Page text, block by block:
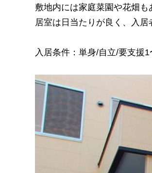
敷地内には家庭菜園や花畑も
居室は日当たりが良く、入居
入居条件：単身/自立/要支援